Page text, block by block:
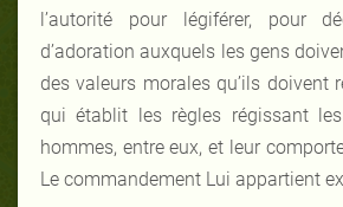
l’autorité pour légiférer, pour
d’adoration auxquels les gens
des valeurs morales qu’ils doivent
qui établit les règles régissant
hommes, entre eux, et leur
Le commandement Lui appartient